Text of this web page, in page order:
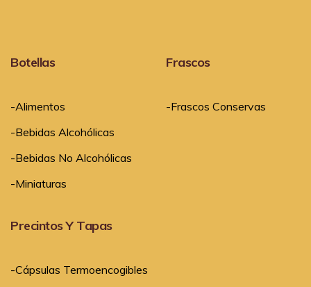
Botellas
-Alimentos
-Bebidas Alcohólicas
-Bebidas No Alcohólicas
-Miniaturas
Frascos
-Frascos Conservas
Precintos Y Tapas
-Cápsulas Termoencogibles